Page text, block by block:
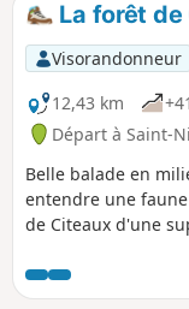
La forêt de
Visorandonneur
12,43 km
Départ à Saint-
Belle balade en
entendre une
de Citeaux d'une
cisterciens. Il s'agit
premières